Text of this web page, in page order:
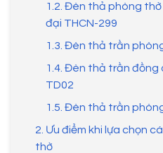
1.2. Đèn thả phòng
đại THCN-299
1.3. Đèn thả trần
1.4. Đèn thả trần
TD02
1.5. Đèn thả trần
2. Ưu điểm khi lựa chọn
thờ